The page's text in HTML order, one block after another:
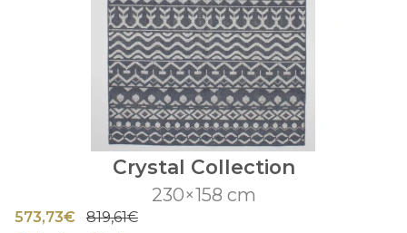
Crystal Collection
230×158 cm
573,73€
819,61€